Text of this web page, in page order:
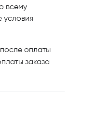
всему
условия
оплаты
заказа